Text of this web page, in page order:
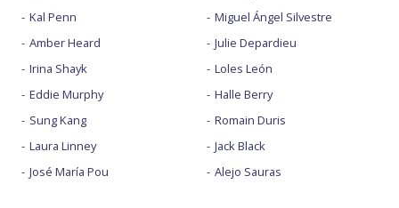
Kal Penn
Amber Heard
Irina Shayk
Eddie Murphy
Sung Kang
Laura Linney
José María Pou
Miguel Ángel Silvestre
Julie Depardieu
Loles León
Halle Berry
Romain Duris
Jack Black
Alejo Sauras